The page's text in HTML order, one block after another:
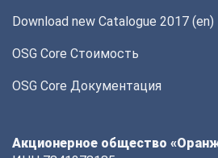
Download new Catalogue 2017 (en)
OSG Core Стоимость
OSG Core Документация
Акционерное общество